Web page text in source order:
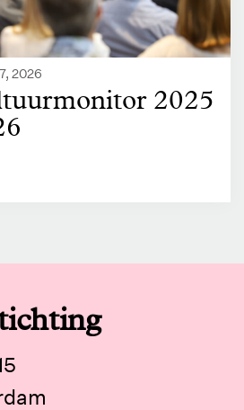
2026
2025